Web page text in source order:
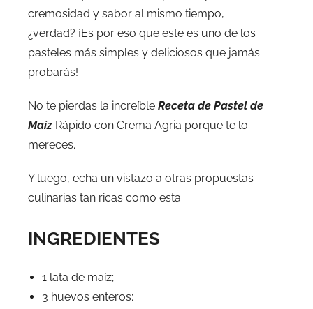
cremosidad y sabor al mismo tiempo,
¿verdad? ¡Es por eso que este es uno de los
pasteles más simples y deliciosos que jamás
probarás!
No te pierdas la increíble Receta de Pastel de
Maíz Rápido con Crema Agria porque te lo
mereces.
Y luego, echa un vistazo a otras propuestas
culinarias tan ricas como esta.
INGREDIENTES
1 lata de maíz;
3 huevos enteros;